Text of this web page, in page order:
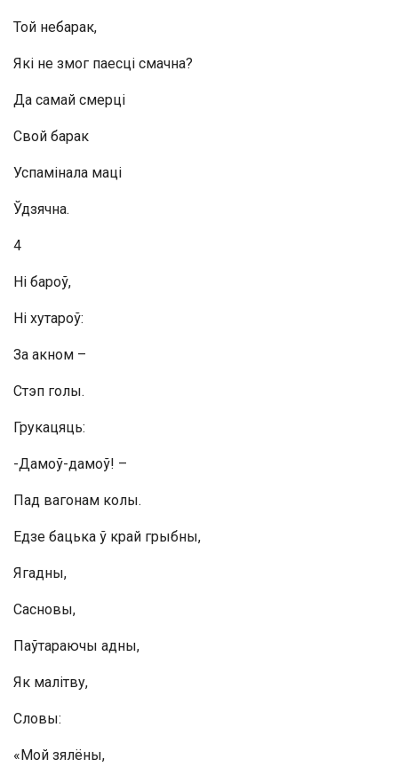
Той небарак,
Які не змог паесці смачна?
Да самай смерці
Свой барак
Успамінала маці
Ўдзячна.
4
Ні бароў,
Ні хутароў:
За акном –
Стэп голы.
Грукацяць:
-Дамоў-дамоў! –
Пад вагонам колы.
Едзе бацька ў край грыбны,
Ягадны,
Сасновы,
Паўтараючы адны,
Як малітву,
Словы:
«Мой зялёны,